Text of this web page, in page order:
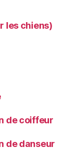
les chiens)
de coiffeur
de danseur